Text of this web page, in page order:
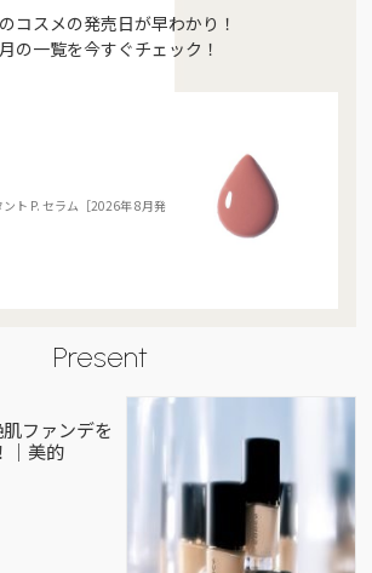
コスメの発売日が早わかり！
の一覧を今すぐチェック！
ト P. セラム［2026年 8月発
Present
ファンデを
｜美的